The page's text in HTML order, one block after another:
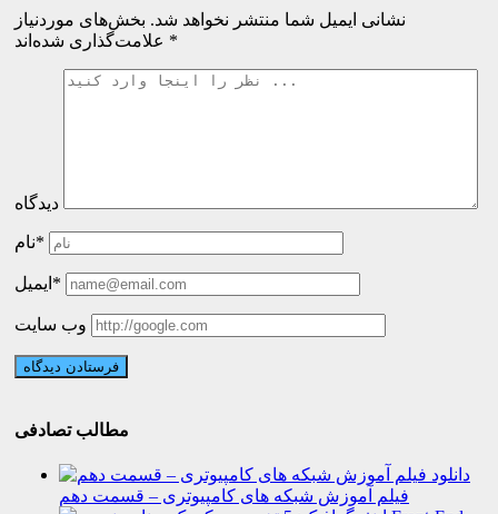
نشانی ایمیل شما منتشر نخواهد شد. بخش‌های موردنیاز
*
دیدگاه
نام*
ایمیل*
وب سایت
مطالب تصادفی
دانلود
فیلم آموزش شبکه های کامپیوتری – قسمت دهم